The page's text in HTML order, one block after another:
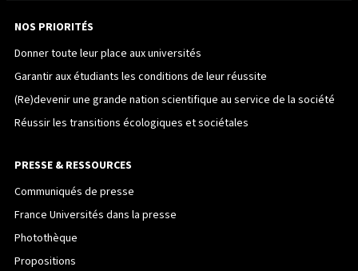
NOS PRIORITÉS
Donner toute leur place aux universités
Garantir aux étudiants les conditions de leur réussite
(Re)devenir une grande nation scientifique au service de la société
Réussir les transitions écologiques et sociétales
PRESSE & RESSOURCES
Communiqués de presse
France Universités dans la presse
Photothèque
Propositions